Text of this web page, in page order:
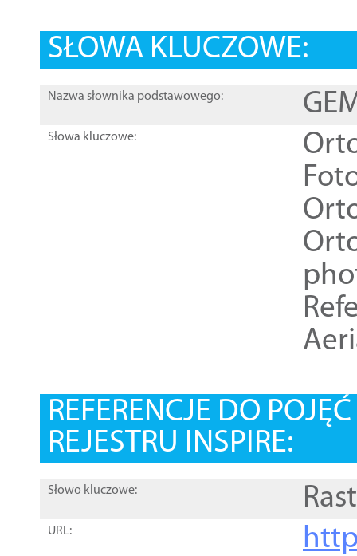
SŁOWA KLUCZOWE:
Nazwa słownika podstawowego:
Słowa kluczowe:
REFERENCJE DO
REJESTRU INSPIRE:
Słowo kluczowe:
URL: